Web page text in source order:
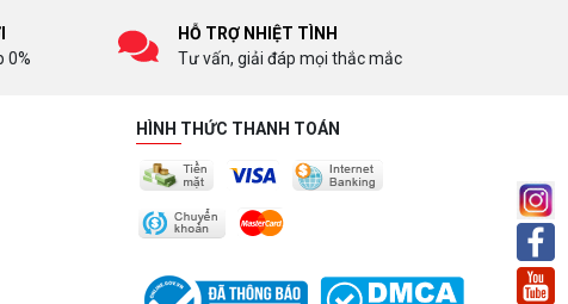
0%
HỖ TRỢ NHIỆT TÌNH
Tư vấn, giải đáp mọi thắc mắc
HÌNH THỨC THANH TOÁN